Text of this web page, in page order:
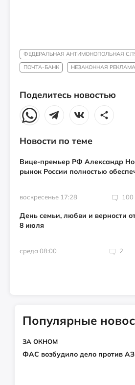
ФЕДЕРАЛЬНАЯ АНТИМОНОПОЛЬНАЯ
ПОЧТА-БАНК
НЕЗАКОННАЯ РЕКЛАМА
Поделитесь новостью
Новости по теме
Вице-премьер РФ Александр
рынок России полностью
воскресенье 17:28 100
День семьи, любви и верности
8 июля
среда 08:00 2
Популярные
ЗА ОКНОМ
ФАС возбудило дело против